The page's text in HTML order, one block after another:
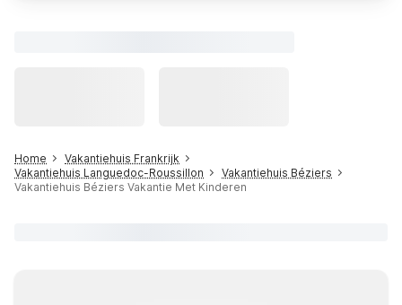
Home
Vakantiehuis Frankrijk
Vakantiehuis Languedoc-Roussillon
Vakantiehuis Béziers
Vakantiehuis Béziers Vakantie Met Kinderen